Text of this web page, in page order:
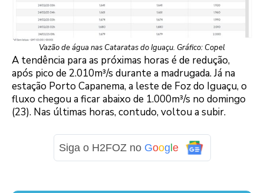
Vazão de água nas Cataratas do Iguaçu. Gráfico: Copel
A tendência para as próximas horas é de redução,
após pico de 2.010m³/s durante a madrugada. Já na
estação Porto Capanema, a leste de Foz do Iguaçu, o
fluxo chegou a ficar abaixo de 1.000m³/s no domingo
(23). Nas últimas horas, contudo, voltou a subir.
Siga o H2FOZ no Google